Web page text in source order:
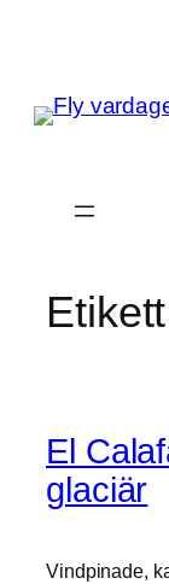
El
glaciär
Vindpinade,